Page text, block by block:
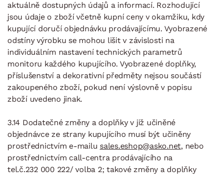
aktuálně dostupných údajů a informací. Rozhodující
jsou údaje o zboží včetně kupní ceny v okamžiku, kdy
kupující doručí objednávku prodávajícímu. Vyobrazené
odstíny výrobku se mohou lišit v závislosti na
individuálním nastavení technických parametrů
monitoru každého kupujícího. Vyobrazené doplňky,
příslušenství a dekorativní předměty nejsou součástí
zakoupeného zboží, pokud není výslovně v popisu
zboží uvedeno jinak.
3.14 Dodatečné změny a doplňky v již učiněné
objednávce ze strany kupujícího musí být učiněny
prostřednictvím e-mailu sales.eshop@asko.net, nebo
prostřednictvím call-centra prodávajícího na
tel.č.232 000 222/ volba 2; takové změny a doplňky